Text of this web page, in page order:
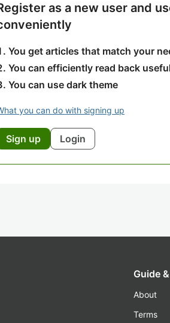
as a new user and
You get articles that match your
You can efficiently read back
You can use dark theme
you can do with signing up
Sign up Login
Guide
About
Terms